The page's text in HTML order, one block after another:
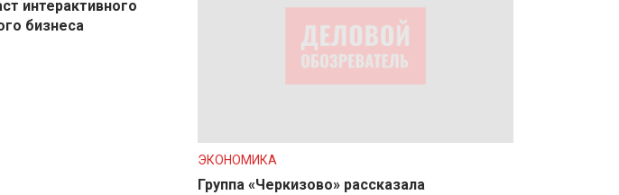
интерактивного
бизнеса
ЭКОНОМИКА
Группа «Черкизово» рассказала